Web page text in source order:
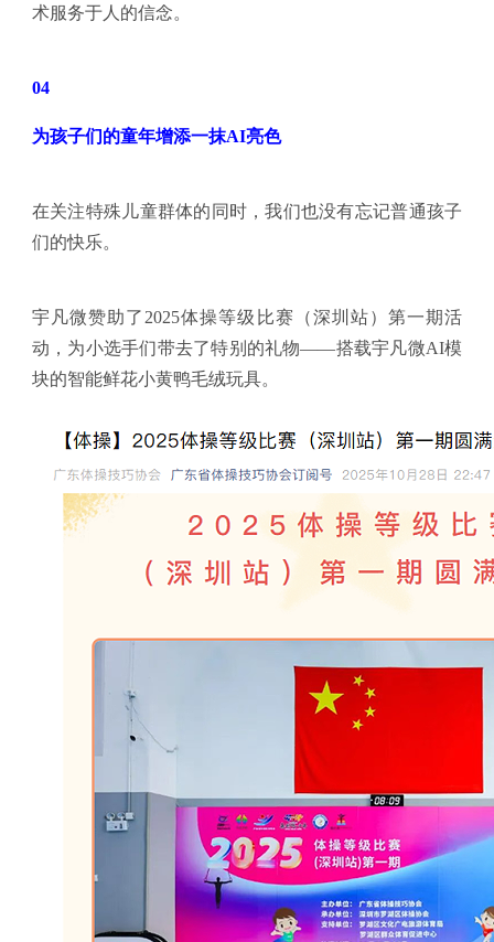
术服务于人的信念。
04
为孩子们的童年增添一抹AI亮色
在关注特殊儿童群体的同时，我们也没有忘记普通孩子
们的快乐。
宇凡微赞助了2025体操等级比赛（深圳站）第一期活
动，为小选手们带去了特别的礼物——搭载宇凡微AI模
块的智能鲜花小黄鸭毛绒玩具。